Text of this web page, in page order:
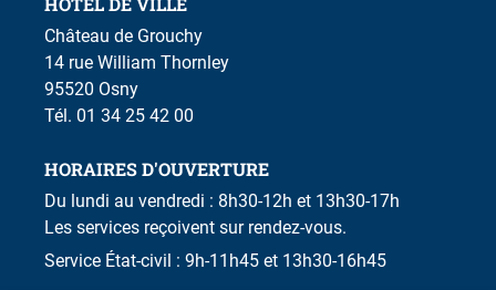
Château de Grouchy
14 rue William Thornley
95520 Osny
Tél. 01 34 25 42 00
HORAIRES D'OUVERTURE
Du lundi au vendredi : 8h30-12h et 13h30-17h
Les services reçoivent sur rendez-vous.
Service État-civil : 9h-11h45 et 13h30-16h45